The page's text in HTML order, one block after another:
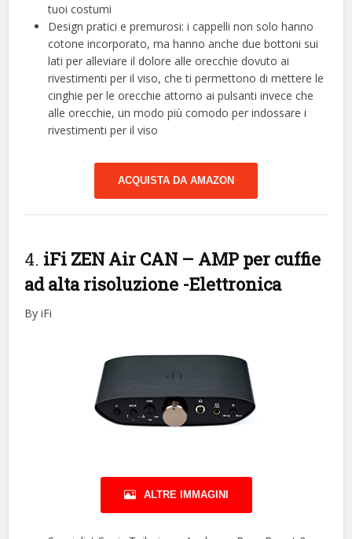
tuoi costumi
Design pratici e premurosi: i cappelli non solo hanno
cotone incorporato, ma hanno anche due bottoni sui
lati per alleviare il dolore alle orecchie dovuto ai
rivestimenti per il viso, che ti permettono di mettere le
cinghie per le orecchie attorno ai pulsanti invece che
alle orecchie, un modo più comodo per indossare i
rivestimenti per il viso
ACQUISTA DA AMAZON
4. iFi ZEN Air CAN – AMP per cuffie
ad alta risoluzione -Elettronica
By iFi
ALTRE IMMAGINI